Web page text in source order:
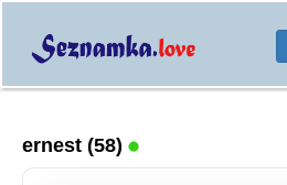
ernest (58)